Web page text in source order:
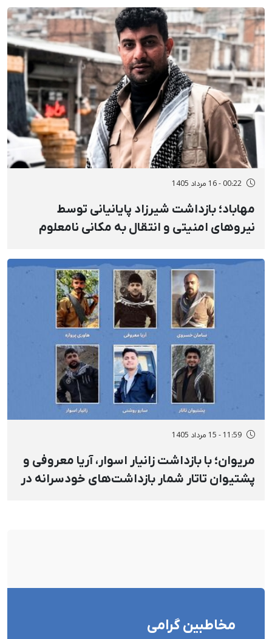
00:22 - 16 مرداد 1405
مهاباد؛ بازداشت شیرزاد پایانیانی توسط
نیروهای امنیتی و انتقال به مکانی نامعلوم
11:59 - 15 مرداد 1405
مریوان؛ با بازداشت زانیار اسوار، آریا معروفی و
پشتیوان تاتار شمار بازداشت‌های خودسرانه در
مخاطبین گرامی